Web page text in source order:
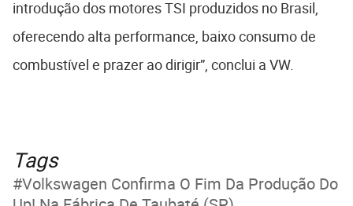
introdução dos motores TSI produzidos no Brasil,
oferecendo alta performance, baixo consumo de
combustível e prazer ao dirigir”, conclui a VW.
Tags
Volkswagen Confirma O Fim Da Produção Do